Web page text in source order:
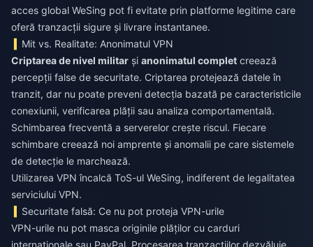
acces global WeSing pot fi evitate prin platforme legitime care
oferă tranzacții sigure și livrare instantanee.
Mit vs. Realitate: Anonimatul VPN
Criptarea de nivel militar și anonimatul complet creează
percepții false de securitate. Criptarea protejează datele în
tranzit, dar nu poate preveni detecția bazată pe caracteristicile
conexiunii, verificarea plății sau analiza comportamentală.
Schimbarea frecventă a serverelor crește riscul. Fiecare
schimbare creează noi amprente și anomalii pe care sistemele
de detecție le marchează.
Utilizarea VPN încalcă ToS-ul WeSing, indiferent de legalitatea
serviciului VPN.
Securitate falsă: Ce nu pot proteja VPN-urile
VPN-urile nu pot masca originile plăților cu carduri
internaționale sau PayPal. Procesarea tranzacțiilor dezvăluie